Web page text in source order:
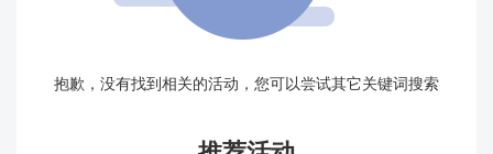
抱歉，没有找到相关的活动，您可以尝试其它关键词搜索